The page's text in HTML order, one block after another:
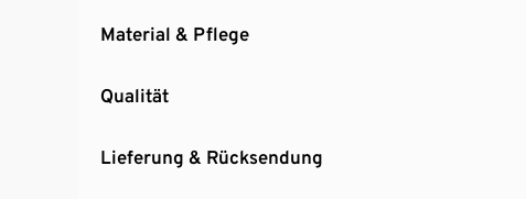
Material & Pflege
Qualität
Lieferung & Rücksendung